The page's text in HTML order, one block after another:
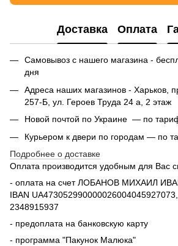
Доставка Оплата
Самовывоз с нашего магазина -
дня
Адреса наших магазинов - Харьков,
257-Б, ул. Героев Труда 24 а, 2 этаж
Новой почтой по Украине — по
Курьером к двери по городам — по
Подробнее о доставке
Оплата производится удобным для Вас
- оплата на счет ЛОБАНОВ МИХАИЛ
IBAN
2348915937
- предоплата на банковскую карту
- программа "Пакунок Малюка"